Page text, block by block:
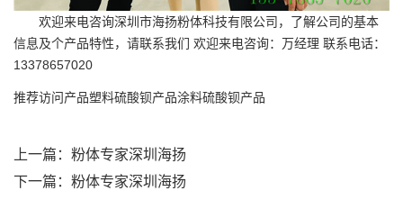
欢迎来电咨询深圳市海扬粉体科技有限公司，了解公司的基本
信息及个产品特性，请联系我们 欢迎来电咨询：万经理 联系电话：
13378657020
推荐访问产品塑料硫酸钡产品涂料硫酸钡产品
上一篇： 粉体专家深圳海扬
下一篇： 粉体专家深圳海扬